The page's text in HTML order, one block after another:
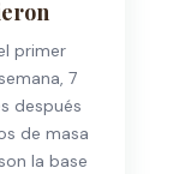
primer
7
después
de masa
la base